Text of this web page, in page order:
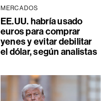
MERCADOS
EE.UU. habría usado
euros para comprar
yenes y evitar debilitar
el dólar, según analistas